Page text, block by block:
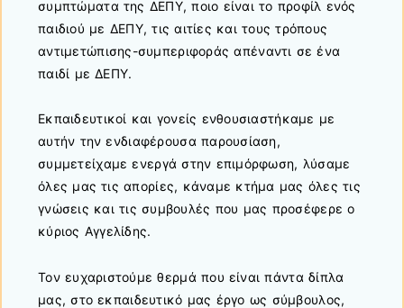
συμπτώματα της ΔΕΠΥ, ποιο είναι το προφίλ ενός
παιδιού με ΔΕΠΥ, τις αιτίες και τους τρόπους
αντιμετώπισης-συμπεριφοράς απέναντι σε ένα
παιδί με ΔΕΠΥ.
Εκπαιδευτικοί και γονείς ενθουσιαστήκαμε με
αυτήν την ενδιαφέρουσα παρουσίαση,
συμμετείχαμε ενεργά στην επιμόρφωση, λύσαμε
όλες μας τις απορίες, κάναμε κτήμα μας όλες τις
γνώσεις και τις συμβουλές που μας προσέφερε ο
κύριος Αγγελίδης.
Τον ευχαριστούμε θερμά που είναι πάντα δίπλα
μας, στο εκπαιδευτικό μας έργο ως σύμβουλος,